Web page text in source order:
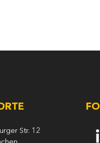
Str. 12